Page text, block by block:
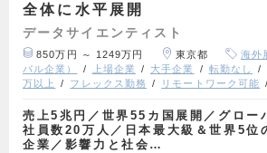
全体に水平展開
データサイエンティスト
850万円 ～ 1249万円 東京都
海外
バル企業）
上場企業 大手企業 転勤なし
万以上
フレックス勤務 リモートワーク可能
売上5兆円／世界55カ国展開／グロー
社員数20万人／日本最大級＆世界5位
企業／影響力と社会…